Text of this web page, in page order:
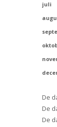
juli
De
De
De